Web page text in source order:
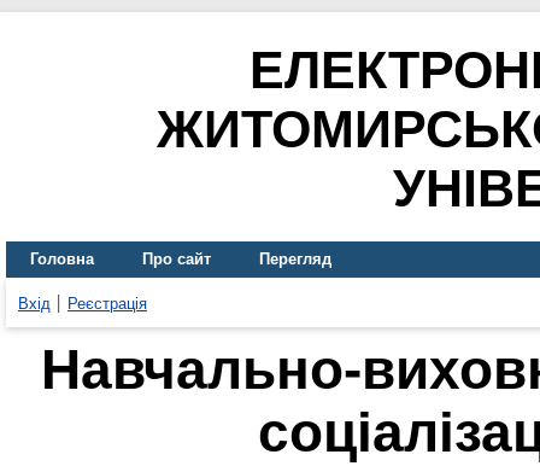
Головна Про сайт Перегляд
Вхід Реєстрація
Навчально-